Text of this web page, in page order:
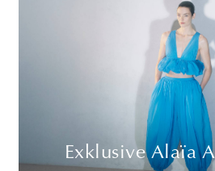
Exklusive Alaïa